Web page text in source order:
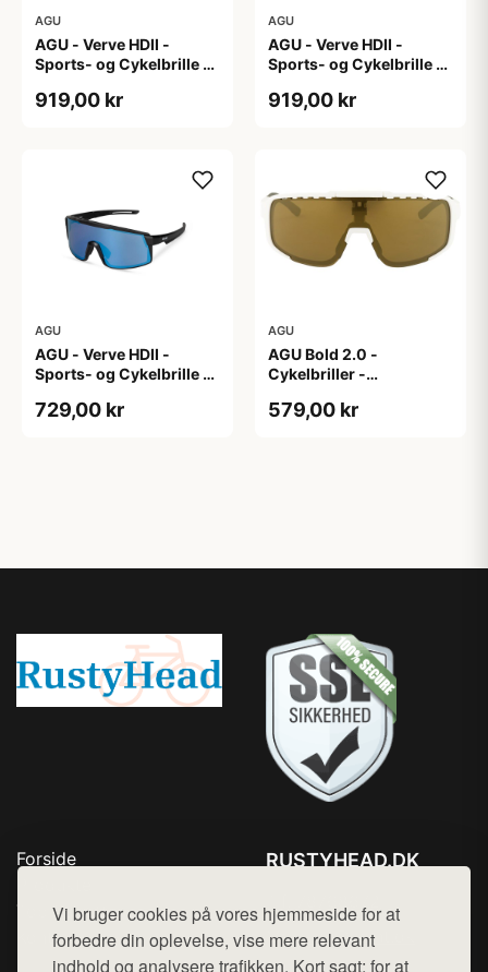
Vi bruger cookies på vores hjemmeside for at
forbedre din oplevelse, vise mere relevant
indhold og analysere trafikken. Kort sagt: for at
AGU
AGU - Verve HDII -
Sports- og Cykelbrille -
919,00 kr
AGU
AGU - Verve HDII -
Sports- og Cykelbrille -
919,00 kr
AGU
AGU - Verve HDII -
Sports- og Cykelbrille -
Sort/Gul
729,00 kr
AGU
AGU Bold 2.0 -
Cykelbriller -
579,00 kr
Forside
Top Rabatter
Kontakt
RUSTYHEAD.DK
Mail: hej@want.dk